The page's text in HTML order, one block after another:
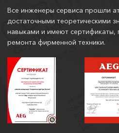
Все инженеры сервиса прошли
достаточными теоретическими
навыками и имеют
ремонта фирменной техники.